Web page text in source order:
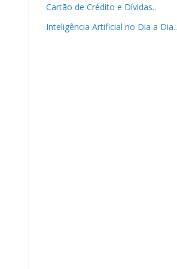
Cartão de Crédito e Dívidas..
Inteligência Artificial no Dia a Dia..